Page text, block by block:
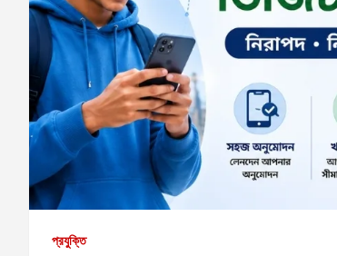
প্রযুক্তি